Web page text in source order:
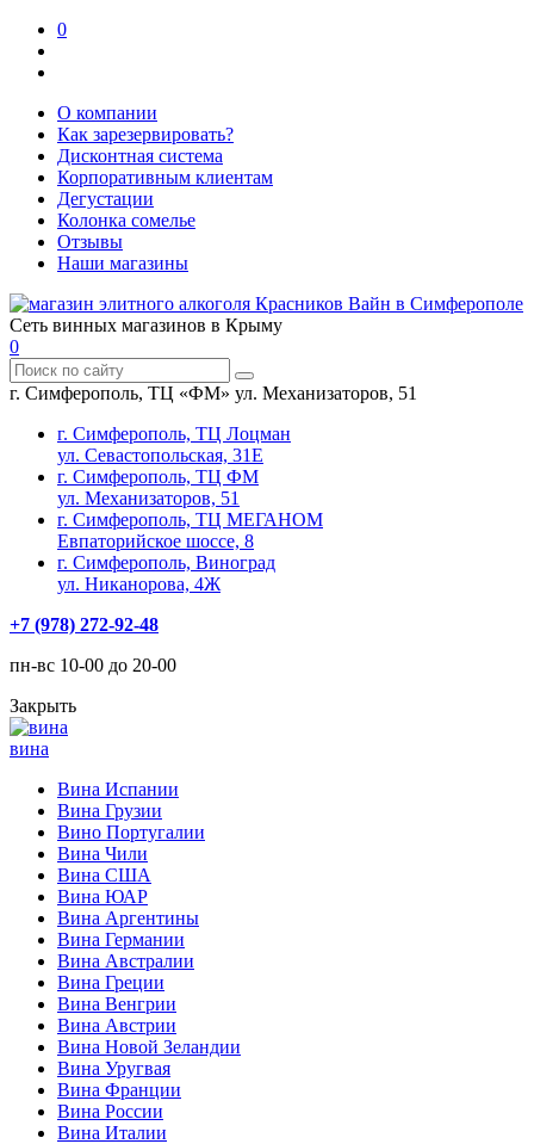
0
О компании
Как зарезервировать?
Дисконтная система
Корпоративным клиентам
Дегустации
Колонка сомелье
Отзывы
Наши магазины
Сеть винных магазинов в Крыму
0
г. Симферополь, ТЦ «ФМ» ул. Механизаторов, 51
г. Симферополь, ТЦ Лоцман
ул. Севастопольская, 31Е
г. Симферополь, ТЦ ФМ
ул. Механизаторов, 51
г. Симферополь, ТЦ МЕГАНОМ
Евпаторийское шоссе, 8
г. Симферополь, Виноград
ул. Никанорова, 4Ж
+7 (978) 272-92-48
пн-вс 10-00 до 20-00
Закрыть
вина
Вина Испании
Вина Грузии
Вино Португалии
Вина Чили
Вина США
Вина ЮАР
Вина Аргентины
Вина Германии
Вина Австралии
Вина Греции
Вина Венгрии
Вина Австрии
Вина Новой Зеландии
Вина Уругвая
Вина Франции
Вина России
Вина Италии